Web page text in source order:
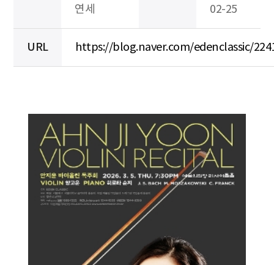
연세
02-25
URL https://blog.naver.com/edenclassic/